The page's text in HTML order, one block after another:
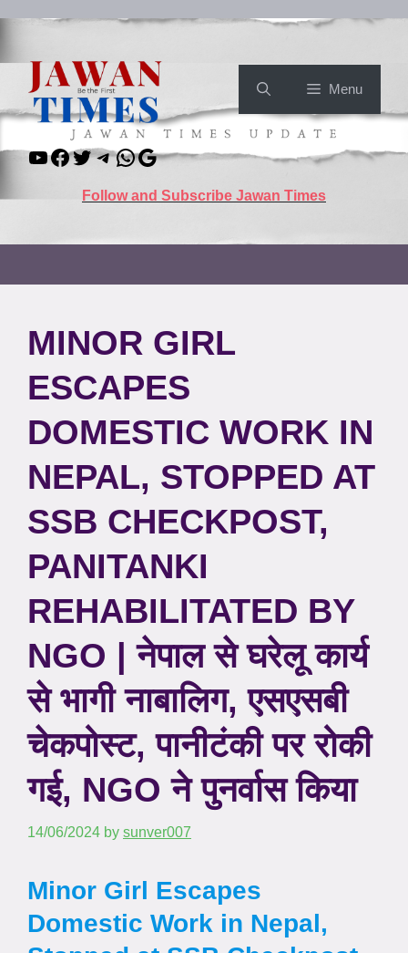
content
Menu
YouTube
Facebook
TwitterTelegram
WhatsApp
Google
Follow and Subscribe Jawan Times
MINOR GIRL
ESCAPES
DOMESTIC WORK IN
NEPAL, STOPPED AT
SSB CHECKPOST,
PANITANKI
REHABILITATED BY
NGO | नेपाल से घरेलू कार्य
से भागी नाबालिग, एसएसबी
चेकपोस्ट, पानीटंकी पर रोकी
गई, NGO ने पुनर्वास किया
14/06/2024 by sunver007
Minor Girl Escapes
Domestic Work in Nepal,